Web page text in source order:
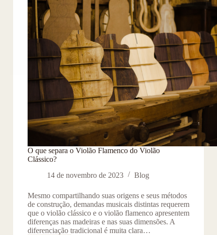
O que separa o Violão Flamenco do Violão
Clássico?
14 de novembro de 2023
Blog
Mesmo compartilhando suas origens e seus métodos
de construção, demandas musicais distintas requerem
que o violão clássico e o violão flamenco apresentem
diferenças nas madeiras e nas suas dimensões. A
diferenciação tradicional é muita clara…